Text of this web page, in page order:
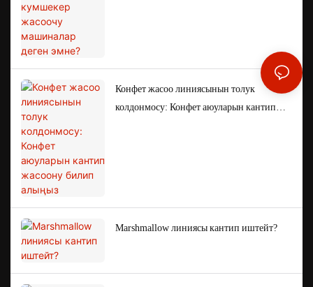
Конфет жасоо линиясынын толук
колдонмосу: Конфет аюуларын кантип
Marshmallow линиясы кантип иштейт?